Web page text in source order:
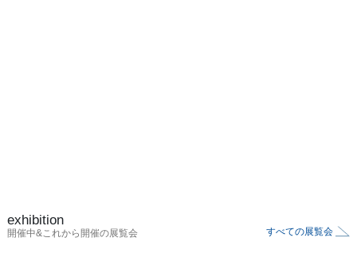
exhibition
開催中&これから開催の展覧会 すべての展覧会